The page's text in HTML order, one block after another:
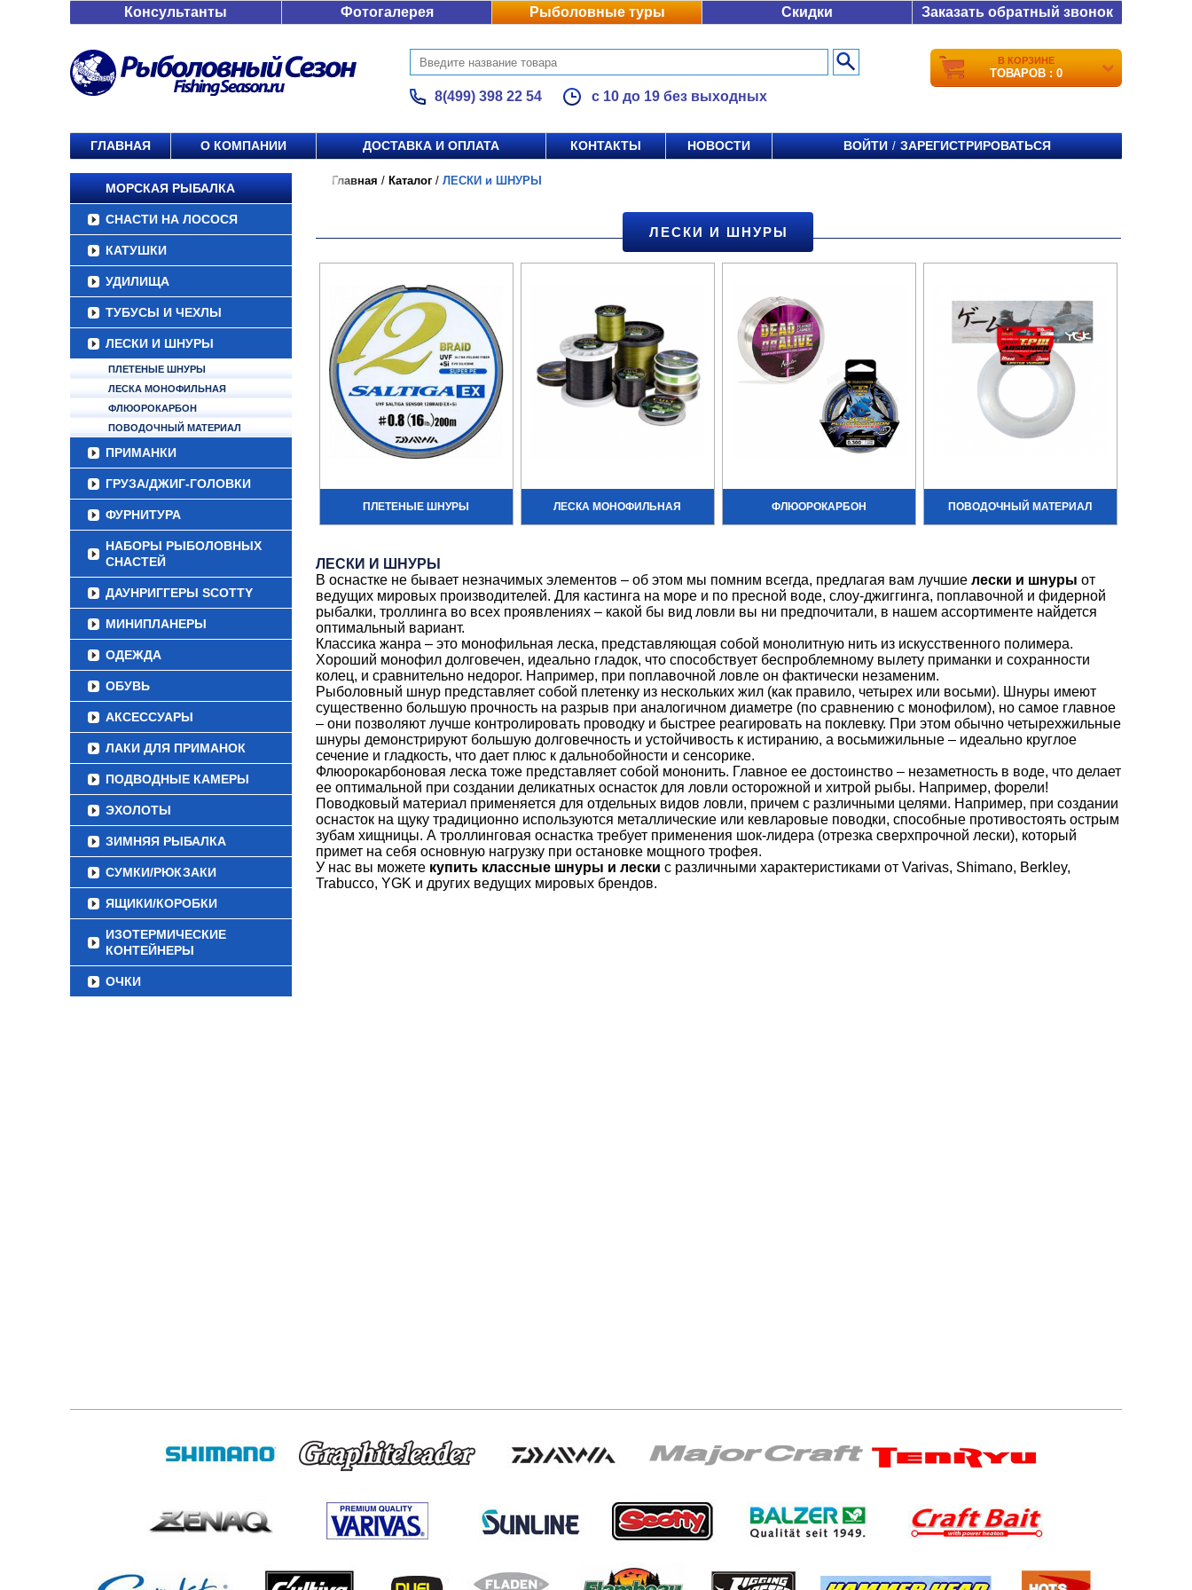
Консультанты Фотогалерея Рыболовные туры Скидки Заказать обратный звонок
8(499) 398 22 54 с 10 до 19 без выходных
В КОРЗИНЕ
ТОВАРОВ : 0
ГЛАВНАЯ О КОМПАНИИ ДОСТАВКА И ОПЛАТА КОНТАКТЫ НОВОСТИ ВОЙТИ / ЗАРЕГИСТРИРОВАТЬСЯ
МОРСКАЯ РЫБАЛКА
СНАСТИ НА ЛОСОСЯ
КАТУШКИ
УДИЛИЩА
ТУБУСЫ И ЧЕХЛЫ
ЛЕСКИ И ШНУРЫ
ПЛЕТЕНЫЕ ШНУРЫ
ЛЕСКА МОНОФИЛЬНАЯ
ФЛЮОРОКАРБОН
ПОВОДОЧНЫЙ МАТЕРИАЛ
ПРИМАНКИ
ГРУЗА/ДЖИГ-ГОЛОВКИ
ФУРНИТУРА
НАБОРЫ РЫБОЛОВНЫХ
СНАСТЕЙ
ДАУНРИГГЕРЫ SCOTTY
МИНИПЛАНЕРЫ
ОДЕЖДА
ОБУВЬ
АКСЕССУАРЫ
ЛАКИ ДЛЯ ПРИМАНОК
ПОДВОДНЫЕ КАМЕРЫ
ЭХОЛОТЫ
ЗИМНЯЯ РЫБАЛКА
СУМКИ/РЮКЗАКИ
ЯЩИКИ/КОРОБКИ
ИЗОТЕРМИЧЕСКИЕ
КОНТЕЙНЕРЫ
ОЧКИ
Главная / Каталог / ЛЕСКИ и ШНУРЫ
ЛЕСКИ И ШНУРЫ
ПЛЕТЕНЫЕ ШНУРЫ ЛЕСКА МОНОФИЛЬНАЯ ФЛЮОРОКАРБОН ПОВОДОЧНЫЙ МАТЕРИАЛ
ЛЕСКИ И ШНУРЫ
В оснастке не бывает незначимых элементов – об этом мы помним всегда, предлагая вам лучшие лески и шнуры от
ведущих мировых производителей. Для кастинга на море и по пресной воде, слоу-джиггинга, поплавочной и фидерной
рыбалки, троллинга во всех проявлениях – какой бы вид ловли вы ни предпочитали, в нашем ассортименте найдется
оптимальный вариант.
Классика жанра – это монофильная леска, представляющая собой монолитную нить из искусственного полимера.
Хороший монофил долговечен, идеально гладок, что способствует беспроблемному вылету приманки и сохранности
колец, и сравнительно недорог. Например, при поплавочной ловле он фактически незаменим.
Рыболовный шнур представляет собой плетенку из нескольких жил (как правило, четырех или восьми). Шнуры имеют
существенно большую прочность на разрыв при аналогичном диаметре (по сравнению с монофилом), но самое главное
– они позволяют лучше контролировать проводку и быстрее реагировать на поклевку. При этом обычно четырехжильные
шнуры демонстрируют большую долговечность и устойчивость к истиранию, а восьмижильные – идеально круглое
сечение и гладкость, что дает плюс к дальнобойности и сенсорике.
Флюорокарбоновая леска тоже представляет собой мононить. Главное ее достоинство – незаметность в воде, что делает
ее оптимальной при создании деликатных оснасток для ловли осторожной и хитрой рыбы. Например, форели!
Поводковый материал применяется для отдельных видов ловли, причем с различными целями. Например, при создании
оснасток на щуку традиционно используются металлические или кевларовые поводки, способные противостоять острым
зубам хищницы. А троллинговая оснастка требует применения шок-лидера (отрезка сверхпрочной лески), который
примет на себя основную нагрузку при остановке мощного трофея.
У нас вы можете купить классные шнуры и лески с различными характеристиками от Varivas, Shimano, Berkley,
Trabucco, YGK и других ведущих мировых брендов.